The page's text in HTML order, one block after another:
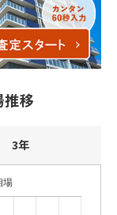
推移
3年